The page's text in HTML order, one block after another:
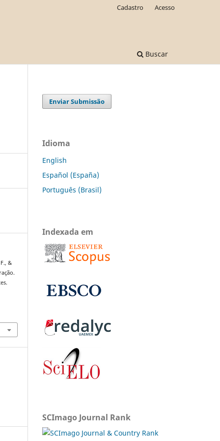
Buscar
Cadastro Acesso
&
Enviar Submissão
Idioma
English
Español (España)
Português (Brasil)
Indexada em
SCImago Journal Rank